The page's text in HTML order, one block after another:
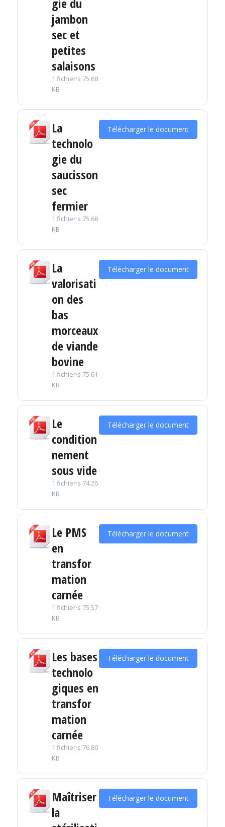
jambon
sec et
petites
salaisons
1 fichier·s 75.68
KB
La
technolo
gie du
saucisson
sec
fermier
1 fichier·s 75.68
KB
Télécharger le document
La
valorisati
on des
bas
morceaux
de viande
bovine
1 fichier·s 75.61
KB
Télécharger le document
Le
condition
nement
sous vide
1 fichier·s 74.26
KB
Télécharger le document
Le PMS
en
transfor
mation
carnée
1 fichier·s 75.57
KB
Télécharger le document
Les bases
technolo
giques en
transfor
mation
carnée
1 fichier·s 76.80
KB
Télécharger le document
Maîtriser
la
Télécharger le document